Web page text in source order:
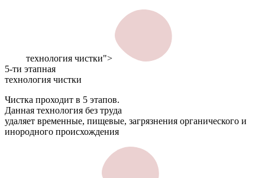
технология чистки">
5-ти этапная
технология чистки
Чистка проходит в 5 этапов.
Данная технология без труда
удаляет временные, пищевые, загрязнения органического и
инородного происхождения